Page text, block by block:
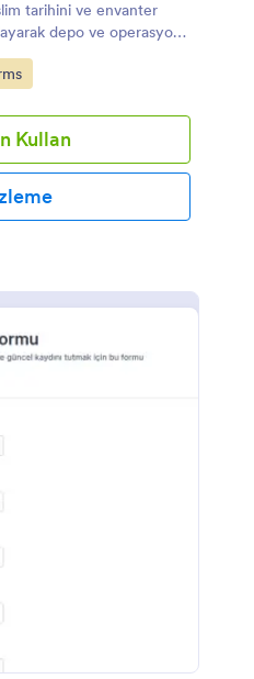
tarihini ve envanter
depo ve operasyon
düzenleyin.
Kullan